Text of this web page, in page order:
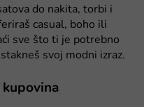
do nakita, torbi i
casual, boho ili
sve što ti je potrebno
svoj modni izraz.